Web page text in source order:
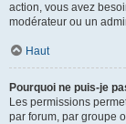
action, vous avez
modérateur ou un
Haut
Pourquoi ne puis-je
Les permissions
par forum, par groupe